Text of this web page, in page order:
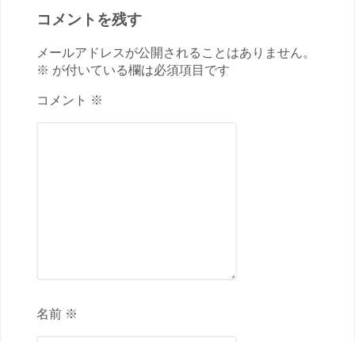
コメントを残す
メールアドレスが公開されることはありません。
※ が付いている欄は必須項目です
コメント ※
名前 ※